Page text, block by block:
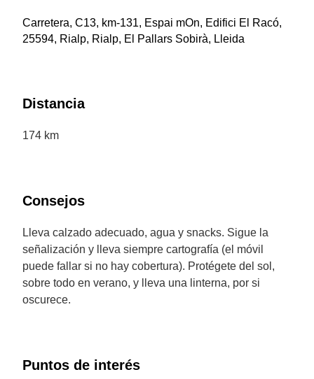
Carretera, C13, km-131, Espai mOn, Edifici El Racó,
25594, Rialp, Rialp, El Pallars Sobirà, Lleida
Distancia
174 km
Consejos
Lleva calzado adecuado, agua y snacks. Sigue la
señalización y lleva siempre cartografía (el móvil
puede fallar si no hay cobertura). Protégete del sol,
sobre todo en verano, y lleva una linterna, por si
oscurece.
Puntos de interés